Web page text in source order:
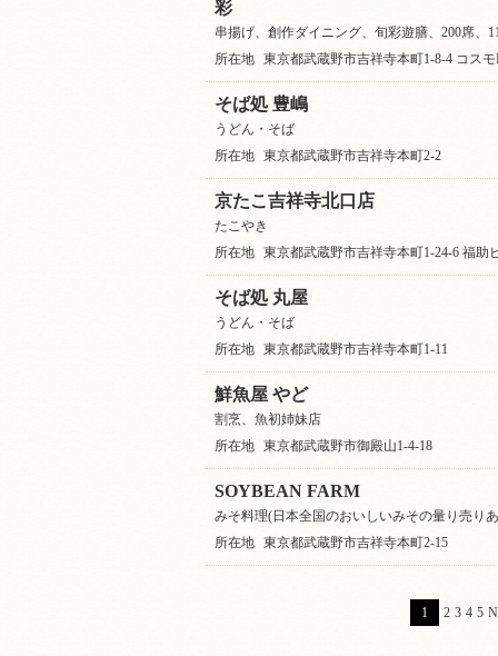
彩
串揚げ、創作ダイニング、旬彩遊膳、200席、
所在地
東京都武蔵野市吉祥寺本町1-8-4 コス
そば処 豊嶋
うどん・そば
所在地
東京都武蔵野市吉祥寺本町2-2
京たこ吉祥寺北口店
たこやき
所在地
東京都武蔵野市吉祥寺本町1-24-6 福助
そば処 丸屋
うどん・そば
所在地
東京都武蔵野市吉祥寺本町1-11
鮮魚屋 やど
割烹、魚初姉妹店
所在地
東京都武蔵野市御殿山1-4-18
SOYBEAN FARM
みそ料理(日本全国のおいしいみその量り売り
所在地
東京都武蔵野市吉祥寺本町2-15
1 2 3 4 5